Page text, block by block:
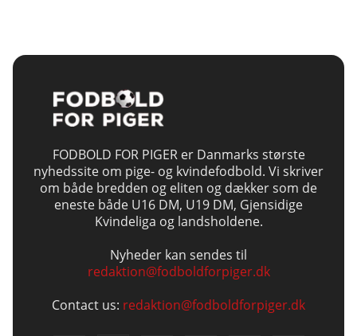
FODBOLD FOR PIGER er Danmarks største
nyhedssite om pige- og kvindefodbold. Vi skriver
om både bredden og eliten og dækker som de
eneste både U16 DM, U19 DM, Gjensidige
Kvindeliga og landsholdene.
Nyheder kan sendes til
redaktion@fodboldforpiger.dk
Contact us: redaktion@fodboldforpiger.dk